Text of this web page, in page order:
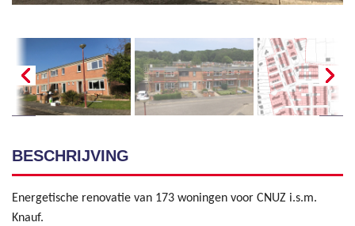
BESCHRIJVING
Energetische renovatie van 173 woningen voor CNUZ i.s.m.
Knauf.